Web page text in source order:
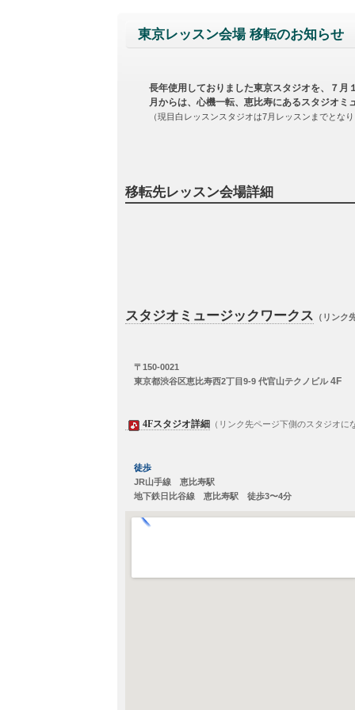
東京レッスン会場 移転のお知らせ
長年使用しておりました東京スタジオを、７
月からは、心機一転、恵比寿にあるスタジオ
（現目白レッスンスタジオは7月レッスンまでとな
移転先レッスン会場詳細
スタジオミュージックワークス （リンク
〒150-0021
東京都渋谷区恵比寿西2丁目9-9 代官山テクノビル4F
4Fスタジオ詳細 （リンク先ページ下側のスタジオに
徒歩
JR山手線 恵比寿駅
地下鉄日比谷線 恵比寿駅 徒歩3〜4分